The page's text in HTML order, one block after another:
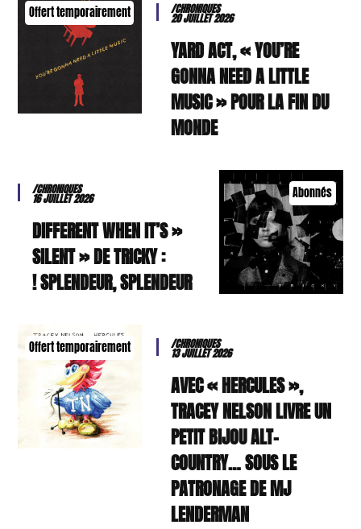
Offert temporairement /CHRONIQUES
20 JUILLET 2026
YARD ACT, « YOU’RE
GONNA NEED A LITTLE
MUSIC » POUR LA FIN DU
MONDE
Abonnés
/CHRONIQUES
16 JUILLET 2026
« DIFFERENT WHEN IT’S
SILENT » DE TRICKY :
SPLENDEUR, SPLENDEUR !
Offert temporairement /CHRONIQUES
13 JUILLET 2026
AVEC « HERCULES »,
TRACEY NELSON LIVRE UN
PETIT BIJOU ALT-
COUNTRY… SOUS LE
PATRONAGE DE MJ
LENDERMAN